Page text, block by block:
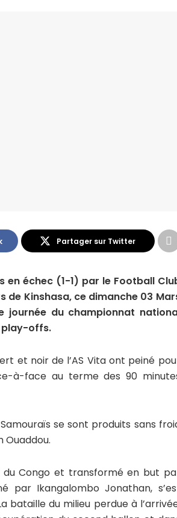
Partager sur Twitter
en échec (1-1) par le Football
de Kinshasa, ce dimanche 03
journée du championnat
play-offs.
et noir de l’AS Vita ont peiné
à-face au terme des 90
se sont produits sans
Ouaddou.
Congo et transformé en but
par Ikangalombo Jonathan,
bataille du milieu perdue à